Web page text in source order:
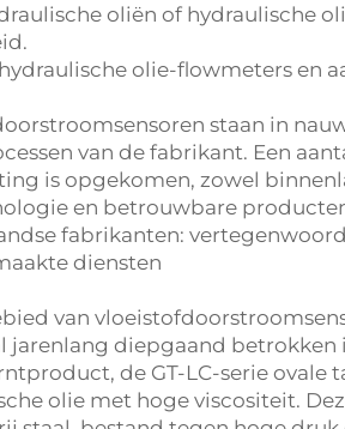
oliën of hydraulische
olie-flowmeters en
staan in
van de fabrikant. Een
is opgekomen, zowel
en betrouwbare
fabrikanten:
diensten
van
jarenlang diepgaand betrokken
de GT-LC-serie ovale
olie met hoge viscositeit.